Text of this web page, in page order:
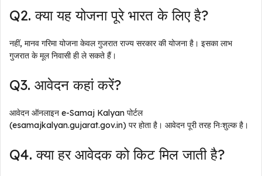
Q2. क्या यह योजना पूरे भारत के लिए है?
नहीं, मानव गरिमा योजना केवल गुजरात राज्य सरकार की योजना है। इसका लाभ
गुजरात के मूल निवासी ही ले सकते हैं।
Q3. आवेदन कहां करें?
आवेदन ऑनलाइन e-Samaj Kalyan पोर्टल
(esamajkalyan.gujarat.gov.in) पर होता है। आवेदन पूरी तरह निःशुल्क है।
Q4. क्या हर आवेदक को किट मिल जाती है?